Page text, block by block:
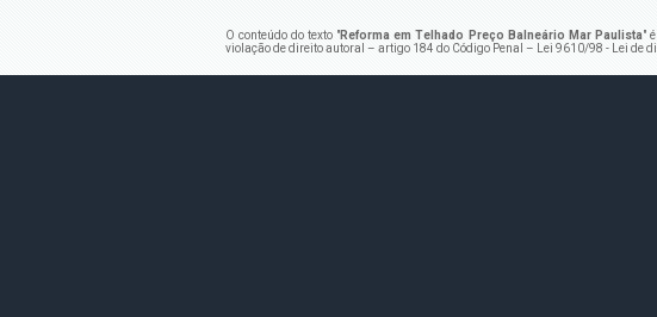
O conteúdo do texto "Reforma em Telhado Preço Balneário Mar Paulista"
violação de direito autoral – artigo 184 do Código Penal –
Lei 9610/98 - Lei de